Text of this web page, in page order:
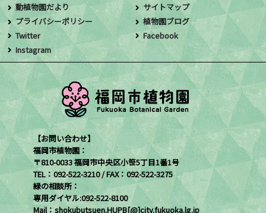
動植物園だより
サイトマップ
プライバシーポリシー
植物園ブログ
Twitter
Facebook
Instagram
【お問い合わせ】
福岡市植物園：
〒810-0033 福岡市中央区小笹5丁目1番1号
TEL：092-522-3210 / FAX：092-522-3275
緑の相談所：
専用ダイヤル:092-522-8100
Mail：shokubutsuen.HUPB[@]city.fukuoka.lg.jp